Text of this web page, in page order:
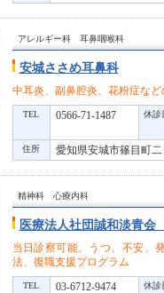
アレルギー科 耳鼻咽喉科
安城ささめ耳鼻科
中耳炎、副鼻腔炎、花粉症な
TEL 0566-71-1487 休診
住所 愛知県安城市篠目町
精神科 心療内科
医療法人社団誠和淡青
当日診察可能、うつ、不安、
法、復職支援プログラム
TEL 03-6712-9474 休診